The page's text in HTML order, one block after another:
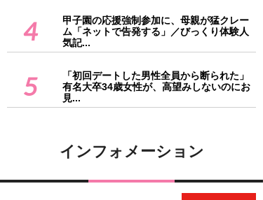
4
甲子園の応援強制参加に、母親が猛クレー
ム「ネットで告発する」／びっくり体験人
気記...
5
「初回デートした男性全員から断られた」
有名大卒34歳女性が、高望みしないのにお
見...
インフォメーション